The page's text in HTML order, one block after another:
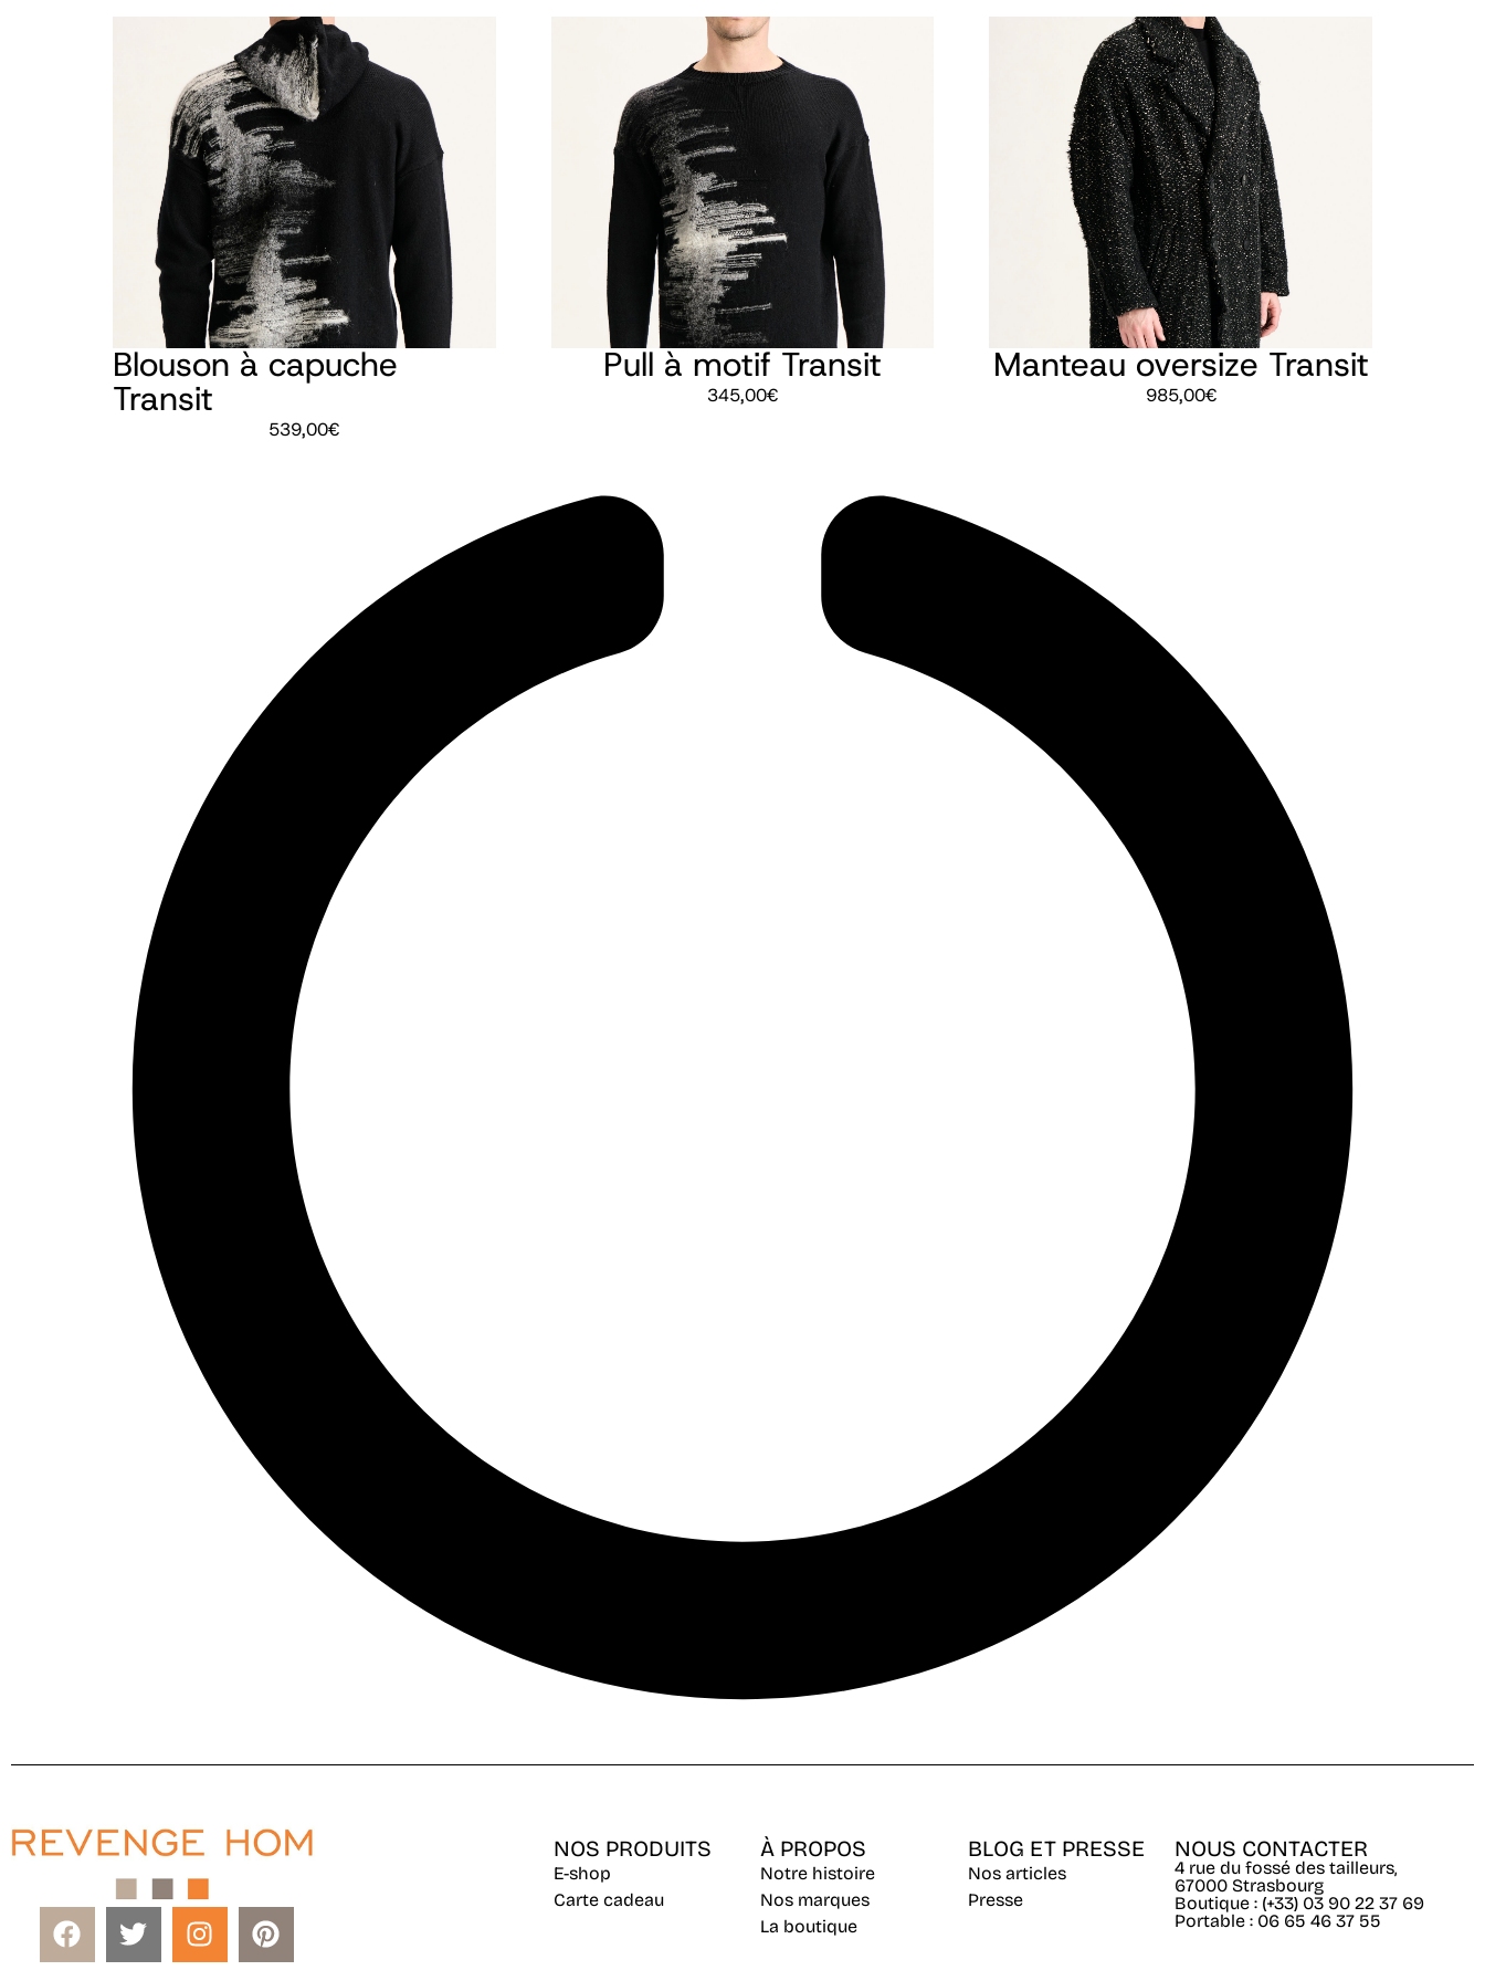
Blouson à capuche
Transit
539,00€
Pull à motif Transit
345,00€
Manteau oversize Transit
985,00€
NOS PRODUITS
E-shop
Carte cadeau
À PROPOS
Notre histoire
Nos marques
La boutique
BLOG ET PRESSE
Nos articles
Presse
NOUS CONTACTER
4 rue du fossé des tailleurs,
67000 Strasbourg
Boutique : (+33) 03 90 22 37 69
Portable : 06 65 46 37 55